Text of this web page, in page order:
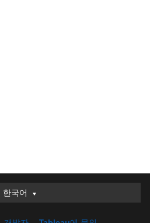
한국어
한국어